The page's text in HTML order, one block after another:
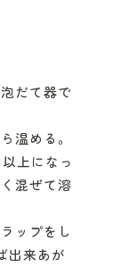
だて器で
温める。
上になっ
混ぜて溶
ップをし
出来あが